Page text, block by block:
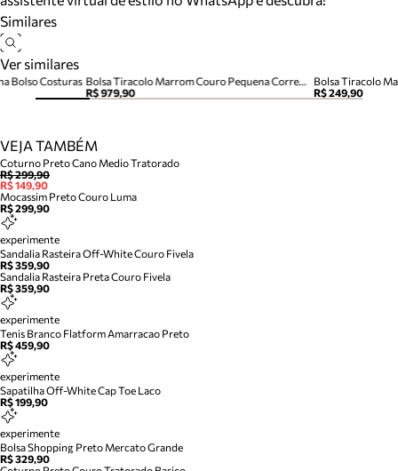
Similares
Ver similares
Bolsa Tiracolo Marrom Couro Pequena Corrente
R$ 979,90
Bolsa Tiracolo
R$ 249,90
Bolso Costuras
VEJA TAMBÉM
Coturno Preto Cano Medio Tratorado
R$ 299,90
R$ 149,90
Mocassim Preto Couro Luma
R$ 299,90
experimente
Sandalia Rasteira Off-White Couro Fivela
R$ 359,90
Sandalia Rasteira Preta Couro Fivela
R$ 359,90
experimente
Tenis Branco Flatform Amarracao Preto
R$ 459,90
experimente
Sapatilha Off-White Cap Toe Laco
R$ 199,90
experimente
Bolsa Shopping Preto Mercato Grande
R$ 329,90